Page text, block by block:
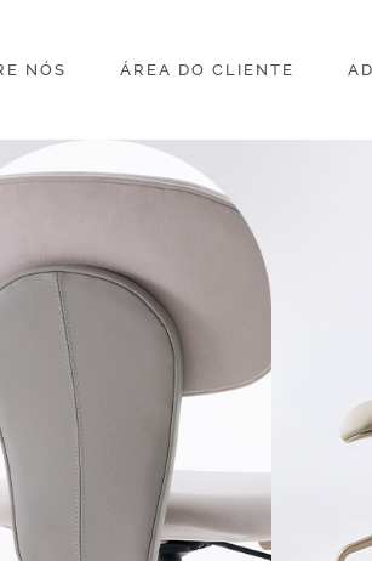
NÓS ÁREA DO CLIENTE